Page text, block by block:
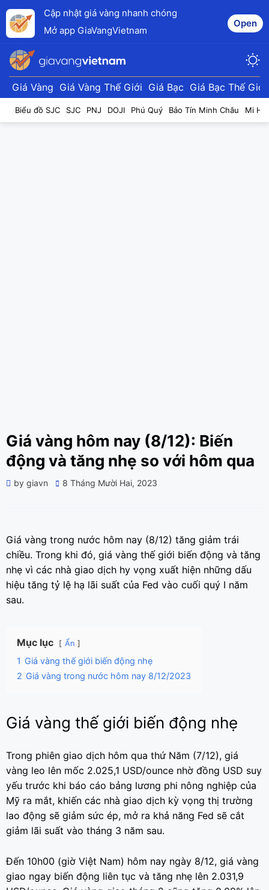
Cập nhật giá vàng nhanh chóng
Mở app GiaVangVietnam
Open
Giá Vàng Giá Vàng Thế Giới Giá Bạc Giá Bạc Thế Giới
Biểu đồ SJC SJC PNJ DOJI Phú Quý Bảo Tín Minh Châu Mi
Giá vàng hôm nay (8/12): Biến
động và tăng nhẹ so với hôm qua
by giavn
Posted
8 Tháng Mười Hai, 2023
Giá vàng trong nước hôm nay (8/12) tăng giảm trái
chiều. Trong khi đó, giá vàng thế giới biến động và tăng
nhẹ vì các nhà giao dịch hy vọng xuất hiện những dấu
hiệu tăng tỷ lệ hạ lãi suất của Fed vào cuối quý I năm
sau.
Mục lục Ẩn
1 Giá vàng thế giới biến động nhẹ
2 Giá vàng trong nước hôm nay 8/12/2023
Giá vàng thế giới biến động nhẹ
Trong phiên giao dịch hôm qua thứ Năm (7/12), giá
vàng leo lên mốc 2.025,1 USD/ounce nhờ đồng USD suy
yếu trước khi báo cáo bảng lương phi nông nghiệp của
Mỹ ra mắt, khiến các nhà giao dịch kỳ vọng thị trường
lao động sẽ giảm sức ép, mở ra khả năng Fed sẽ cắt
giảm lãi suất vào tháng 3 năm sau.
Đến 10h00 (giờ Việt Nam) hôm nay ngày 8/12, giá vàng
giao ngay biến động liên tục và tăng nhẹ lên 2.031,9